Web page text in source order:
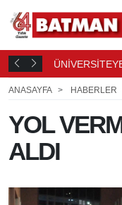
SÜRE
ANASAYFA HABERLER
YOL
ALDI